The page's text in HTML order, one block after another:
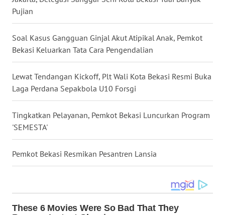
Pujian
Soal Kasus Gangguan Ginjal Akut Atipikal Anak, Pemkot
Bekasi Keluarkan Tata Cara Pengendalian
Lewat Tendangan Kickoff, Plt Wali Kota Bekasi Resmi Buka
Laga Perdana Sepakbola U10 Forsgi
Tingkatkan Pelayanan, Pemkot Bekasi Luncurkan Program
'SEMESTA'
Pemkot Bekasi Resmikan Pesantren Lansia
WN
KALTARA
WN
WN